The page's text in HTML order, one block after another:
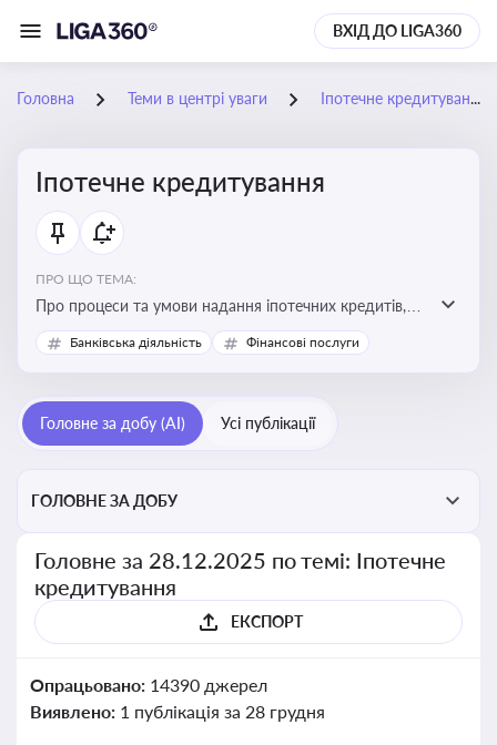
ВХІД ДО LIGA360
Головна Теми в центрі уваги Іпотечне кредитування
Іпотечне кредитування
ПРО ЩО ТЕМА:
Про процеси та умови надання іпотечних кредитів,
зміни у законодавстві та тенденції на ринку житла
Банківська діяльність Фінансові послуги
Головне за добу (AI) Усі публікації
ГОЛОВНЕ ЗА ДОБУ
Головне за 28.12.2025 по темі: Іпотечне
кредитування
ЕКСПОРТ
Опрацьовано: 14390 джерел
Виявлено: 1 публікація за 28 грудня